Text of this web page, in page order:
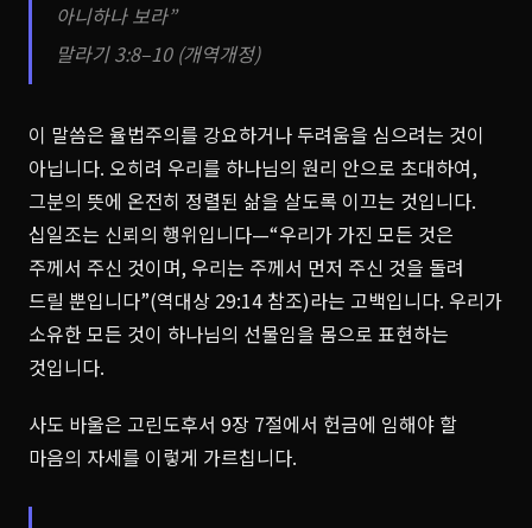
아니하나 보라”
말라기 3:8–10 (개역개정)
이 말씀은 율법주의를 강요하거나 두려움을 심으려는 것이
아닙니다. 오히려 우리를 하나님의 원리 안으로 초대하여,
그분의 뜻에 온전히 정렬된 삶을 살도록 이끄는 것입니다.
십일조는 신뢰의 행위입니다—“우리가 가진 모든 것은
주께서 주신 것이며, 우리는 주께서 먼저 주신 것을 돌려
드릴 뿐입니다”(역대상 29:14 참조)라는 고백입니다. 우리가
소유한 모든 것이 하나님의 선물임을 몸으로 표현하는
것입니다.
사도 바울은 고린도후서 9장 7절에서 헌금에 임해야 할
마음의 자세를 이렇게 가르칩니다.